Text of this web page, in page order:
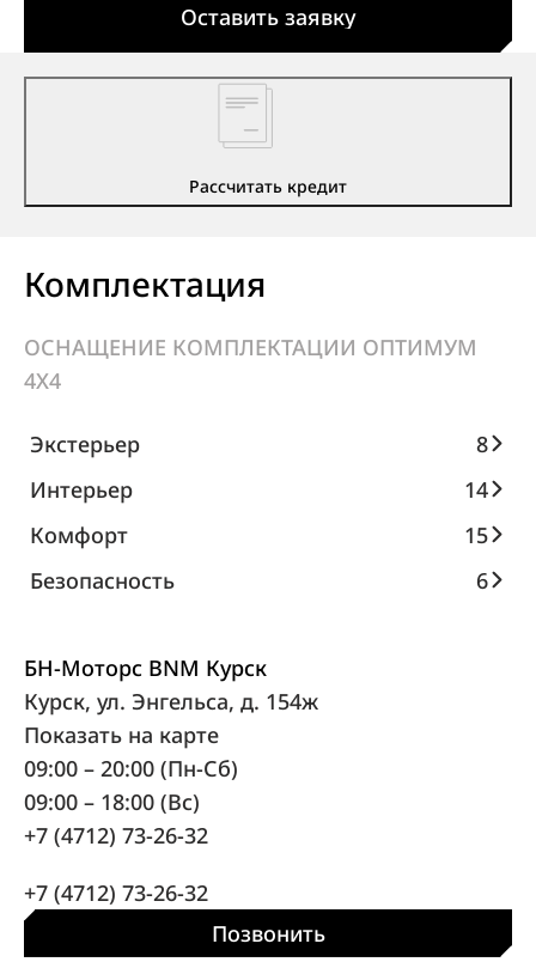
Оставить заявку
Рассчитать кредит
Комплектация
ОСНАЩЕНИЕ КОМПЛЕКТАЦИИ ОПТИМУМ
4X4
Экстерьер
8
Интерьер
14
Комфорт
15
Безопасность
6
БН-Моторс BNM Курск
Курск, ул. Энгельса, д. 154ж
Показать на карте
09:00 – 20:00 (Пн-Сб)
09:00 – 18:00 (Вс)
+7 (4712) 73-26-32
+7 (4712) 73-26-32
Позвонить